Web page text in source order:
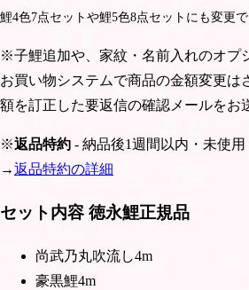
鯉4色7点セットや鯉5色8点セットにも変更で
※子鯉追加や、家紋・名前入れのオプ
お買い物システムで商品の金額変更は
額を訂正した要返信の確認メールをお
※返品特約 - 納品後1週間以内・未使用
→返品特約の詳細
セット内容 徳永鯉正規品
尚武乃丸吹流し4m
豪黒鯉4m